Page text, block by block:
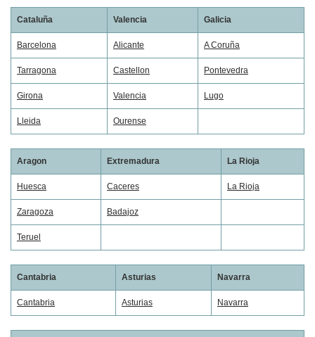
Cataluña Valencia Galicia
Barcelona Alicante A Coruña
Tarragona Castellon Pontevedra
Girona Valencia Lugo
Lleida Ourense
Aragon Extremadura La Rioja
Huesca Caceres La Rioja
Zaragoza Badajoz
Teruel
Cantabria Asturias Navarra
Cantabria Asturias Navarra